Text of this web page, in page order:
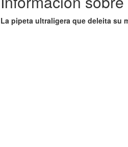
La pipeta ultraligera que deleita su